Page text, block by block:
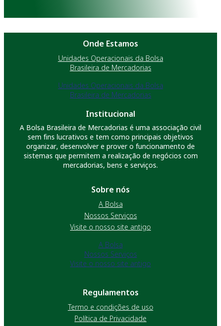
Onde Estamos
Unidades Operacionais da Bolsa
Brasileira de Mercadorias
Unidades Operacionais da Bolsa
Brasileira de Mercadorias
Institucional
A Bolsa Brasileira de Mercadorias é uma associação civil
sem fins lucrativos e tem como principais objetivos
organizar, desenvolver e prover o funcionamento de
sistemas que permitem a realização de negócios com
mercadorias, bens e serviços.
Sobre nós
A Bolsa
Nossos Serviços
Visite o nosso site antigo
A Bolsa
Nossos Serviços
Visite o nosso site antigo
Regulamentos
Termo e condições de uso
Política de Privacidade